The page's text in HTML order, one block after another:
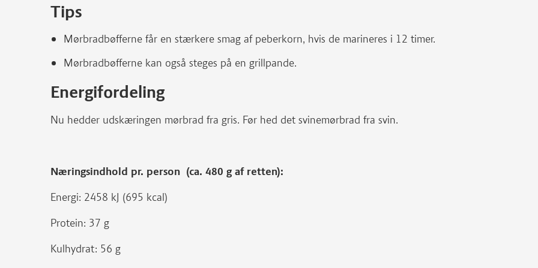
Tips
Mørbradbøfferne får en stærkere smag af peberkorn, hvis de marineres i 12 timer.
Mørbradbøfferne kan også steges på en grillpande.
Energifordeling
Nu hedder udskæringen mørbrad fra gris. Før hed det svinemørbrad fra svin.
Næringsindhold pr. person (ca. 480 g af retten):
Energi: 2458 kJ (695 kcal)
Protein: 37 g
Kulhydrat: 56 g